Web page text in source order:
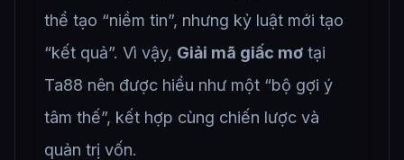
thể tạo “niềm tin”, nhưng kỷ luật mới tạo
“kết quả”. Vì vậy, Giải mã giấc mơ tại
Ta88 nên được hiểu như một “bộ gợi ý
tâm thế”, kết hợp cùng chiến lược và
quản trị vốn.